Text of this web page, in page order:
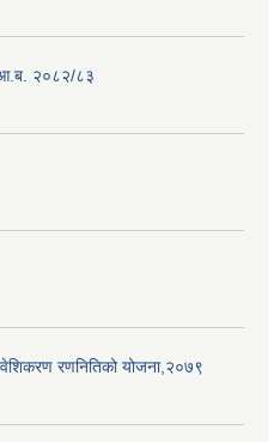
आ.ब. २०८२/८३
रणनितिको योजना,२०७९